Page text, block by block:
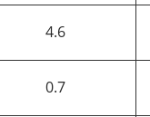
4.6
0.7